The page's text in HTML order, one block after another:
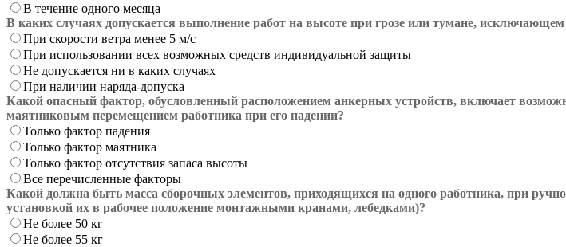
В течение одного месяца
В каких случаях допускается выполнение работ на высоте при грозе или тумане,
При скорости ветра менее 5 м/с
При использовании всех возможных средств индивидуальной защиты
Не допускается ни в каких случаях
При наличии наряда-допуска
Какой опасный фактор, обусловленный расположением анкерных устройств, включает
маятниковым перемещением работника при его падении?
Только фактор падения
Только фактор маятника
Только фактор отсутствия запаса высоты
Все перечисленные факторы
Какой должна быть масса сборочных элементов, приходящихся на одного работника, при
установкой их в рабочее положение монтажными кранами, лебедками)?
Не более 50 кг
Не более 55 кг